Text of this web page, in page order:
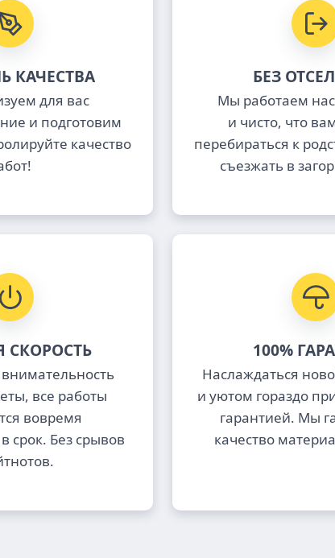
КАЧЕСТВА
для вас
и подготовим
качество
БЕЗ
Мы работаем
и чисто, что
перебираться к
съезжать в
СКОРОСТЬ
все работы
вовремя
срок. Без срывов
100%
Наслаждаться
и уютом гораздо
гарантией. Мы
качество